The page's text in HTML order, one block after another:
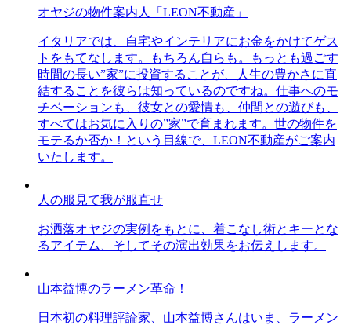
オヤジの物件案内人「LEON不動産」
イタリアでは、自宅やインテリアにお金をかけてゲス
トをもてなします。もちろん自らも。もっとも過ごす
時間の長い”家”に投資することが、人生の豊かさに直
結することを彼らは知っているのですね。仕事へのモ
チベーションも、彼女との愛情も、仲間との遊びも、
すべてはお気に入りの”家”で育まれます。世の物件を
モテるか否か！という目線で、LEON不動産がご案内
いたします。
人の服見て我が服直せ
お洒落オヤジの実例をもとに、着こなし術とキーとな
るアイテム、そしてその演出効果をお伝えします。
山本益博のラーメン革命！
日本初の料理評論家、山本益博さんはいま、ラーメン